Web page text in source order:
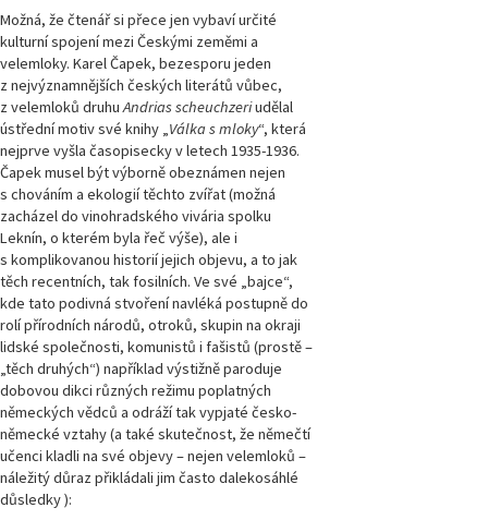
Možná, že čtenář si přece jen vybaví určité
kulturní spojení mezi Českými zeměmi a
velemloky. Karel Čapek, bezesporu jeden
z nejvýznamnějších českých literátů vůbec,
z velemloků druhuAndrias scheuchzeriudělal
ústřední motiv své knihy „Válka s mloky“, která
nejprve vyšla časopisecky v letech 1935-1936.
Čapek musel být výborně obeznámen nejen
s chováním a ekologií těchto zvířat (možná
zacházel do vinohradského vivária spolku
Leknín, o kterém byla řeč výše), ale i
s komplikovanou historií jejich objevu, a to jak
těch recentních, tak fosilních. Ve své „bajce“,
kde tato podivná stvoření navléká postupně do
rolí přírodních národů, otroků, skupin na okraji
lidské společnosti, komunistů i fašistů (prostě –
„těch druhých“) například výstižně paroduje
dobovou dikci různých režimu poplatných
německých vědců a odráží tak vypjaté česko-
německé vztahy (a také skutečnost, že němečtí
učenci kladli na své objevy – nejen velemloků –
náležitý důraz přikládali jim často dalekosáhlé
důsledky ):